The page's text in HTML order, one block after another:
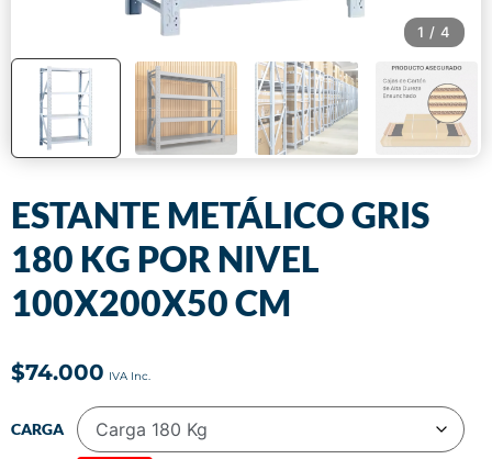
1 / 4
ESTANTE METÁLICO GRIS
180 KG POR NIVEL
100X200X50 CM
$74.000
CARGA